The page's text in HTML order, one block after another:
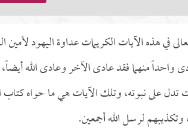
في هذه الآيات الكريمات عداوة اليهود
واحداً منهما فقد عادى الآخر وعادى الله
تدل على نبوته، وتلك الآيات هي ما حواه كتاب
وتكذيبهم لرسل الله أجمعين.